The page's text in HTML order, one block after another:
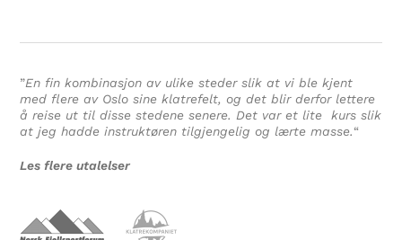
”En fin kombinasjon av ulike steder slik at vi ble kjent
med flere av Oslo sine klatrefelt, og det blir derfor lettere
å reise ut til disse stedene senere. Det var et lite kurs slik
at jeg hadde instruktøren tilgjengelig og lærte masse.“
Les flere utalelser